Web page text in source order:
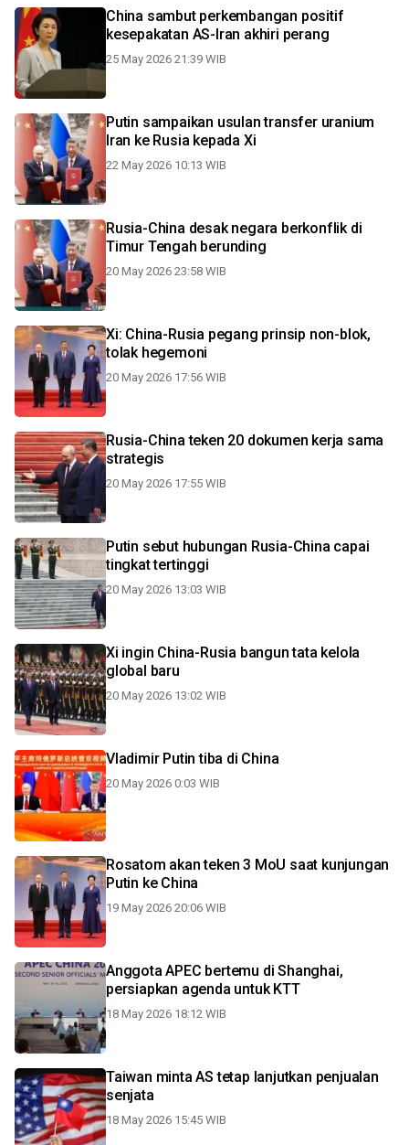
China sambut perkembangan positif
kesepakatan AS-Iran akhiri perang
25 May 2026 21:39 WIB
Putin sampaikan usulan transfer uranium
Iran ke Rusia kepada Xi
22 May 2026 10:13 WIB
Rusia-China desak negara berkonflik di
Timur Tengah berunding
20 May 2026 23:58 WIB
Xi: China-Rusia pegang prinsip non-blok,
tolak hegemoni
20 May 2026 17:56 WIB
Rusia-China teken 20 dokumen kerja sama
strategis
20 May 2026 17:55 WIB
Putin sebut hubungan Rusia-China capai
tingkat tertinggi
20 May 2026 13:03 WIB
Xi ingin China-Rusia bangun tata kelola
global baru
20 May 2026 13:02 WIB
Vladimir Putin tiba di China
20 May 2026 0:03 WIB
Rosatom akan teken 3 MoU saat kunjungan
Putin ke China
19 May 2026 20:06 WIB
Anggota APEC bertemu di Shanghai,
persiapkan agenda untuk KTT
18 May 2026 18:12 WIB
Taiwan minta AS tetap lanjutkan penjualan
senjata
18 May 2026 15:45 WIB